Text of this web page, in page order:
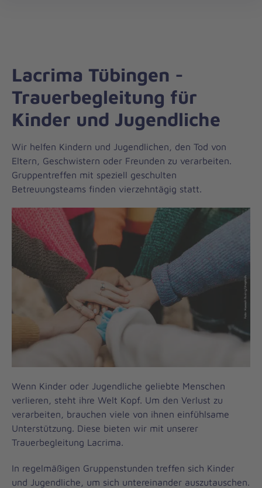
Lacrima Tübingen -
Trauerbegleitung für
Kinder und Jugendliche
Wir helfen Kindern und Jugendlichen, den Tod von
Eltern, Geschwistern oder Freunden zu verarbeiten.
Gruppentreffen mit speziell geschulten
Betreuungsteams finden vierzehntägig statt.
Wenn Kinder oder Jugendliche geliebte Menschen
verlieren, steht ihre Welt Kopf. Um den Verlust zu
verarbeiten, brauchen viele von ihnen einfühlsame
Unterstützung. Diese bieten wir mit unserer
Trauerbegleitung Lacrima.
In regelmäßigen Gruppenstunden treffen sich Kinder
und Jugendliche, um sich untereinander auszutauschen.